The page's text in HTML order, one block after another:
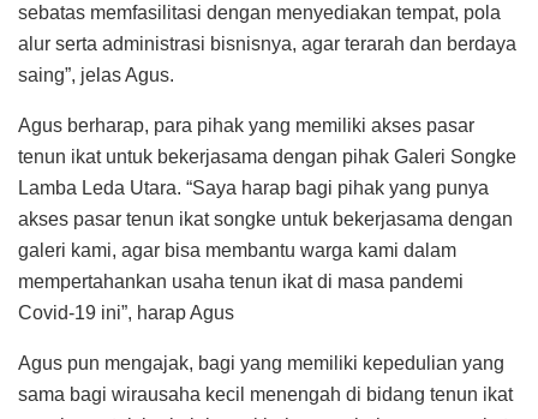
sebatas memfasilitasi dengan menyediakan tempat, pola
alur serta administrasi bisnisnya, agar terarah dan berdaya
saing”, jelas Agus.
Agus berharap, para pihak yang memiliki akses pasar
tenun ikat untuk bekerjasama dengan pihak Galeri Songke
Lamba Leda Utara. “Saya harap bagi pihak yang punya
akses pasar tenun ikat songke untuk bekerjasama dengan
galeri kami, agar bisa membantu warga kami dalam
mempertahankan usaha tenun ikat di masa pandemi
Covid-19 ini”, harap Agus
Agus pun mengajak, bagi yang memiliki kepedulian yang
sama bagi wirausaha kecil menengah di bidang tenun ikat